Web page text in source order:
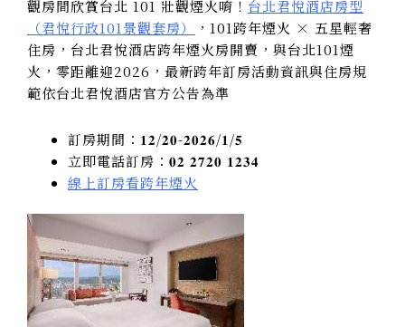
觀房間欣賞台北 101 壯觀煙火唷！ 台北君悅酒店房型
（君悅行政101景觀套房）
，101跨年煙火 × 五星輕奢
住房，台北君悅酒店跨年煙火房開賣，與台北101煙
火，零距離迎2026，最新跨年訂房活動資訊與住房規
範依台北君悅酒店官方公告為準
訂房期間：𝟏𝟐/𝟐𝟎-𝟐𝟎𝟐𝟔/𝟏/𝟓
立即電話訂房：𝟎𝟐 𝟐𝟕𝟐𝟎 𝟏𝟐𝟑𝟒
線上訂房看跨年煙火